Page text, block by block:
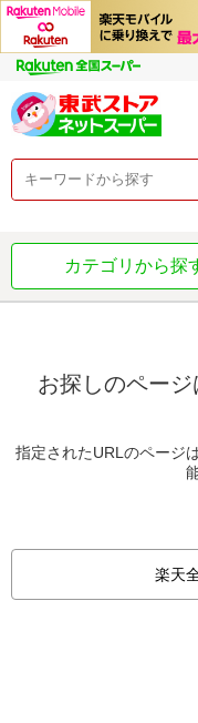
カテゴリから探
お探しのページ
指定されたURLのページ
楽天